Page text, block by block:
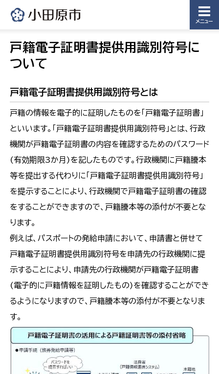
メニュー
戸籍電子証明書提供用識別符号に
ついて
戸籍電子証明書提供用識別符号とは
戸籍の情報を電子的に証明したものを「戸籍電子証明書」
といいます。「戸籍電子証明書提供用識別符号」とは、行政
機関が戸籍電子証明書の内容を確認するためのパスワード
(有効期限3か月)を記したものです。行政機関に戸籍謄本
等を提出する代わりに「戸籍電子証明書提供用識別符号」
を提示することにより、行政機関で戸籍電子証明書の確認
をすることができますので、戸籍謄本等の添付が不要とな
ります。
例えば、パスポートの発給申請において、申請書と併せて
戸籍電子証明書提供用識別符号を申請先の行政機関に提
示することにより、申請先の行政機関が戸籍電子証明書
(電子的に戸籍情報を証明したもの)を確認することができ
るようになりますので、戸籍謄本等の添付が不要となりま
す。